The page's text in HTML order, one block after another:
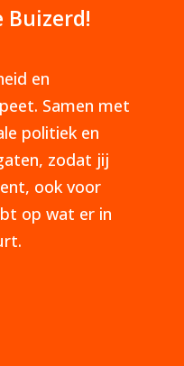
Buizerd!
en
Samen met
politiek en
zodat jij
ook voor
op wat er in